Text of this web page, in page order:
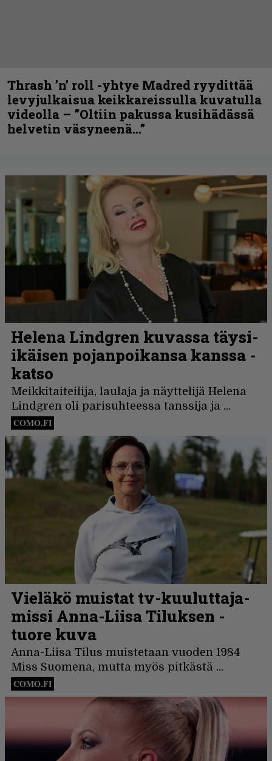
Thrash ’n’ roll -yhtye Madred ryydittää
levyjulkaisua keikkareissulla kuvatulla
videolla – ”Oltiin pakussa kusihädässä
helvetin väsyneenä…”